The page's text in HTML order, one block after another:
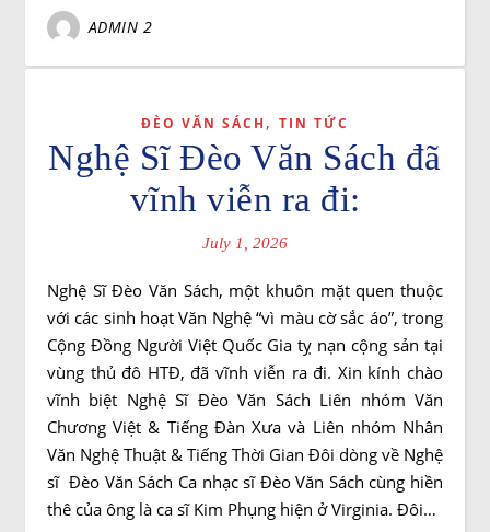
ADMIN 2
ĐÈO VĂN SÁCH , TIN TỨC
Nghệ Sĩ Đèo Văn Sách đã
vĩnh viễn ra đi:
July 1, 2026
Nghệ Sĩ Đèo Văn Sách, một khuôn mặt quen thuộc
với các sinh hoạt Văn Nghệ “vì màu cờ sắc áo”, trong
Cộng Đồng Người Việt Quốc Gia tỵ nạn cộng sản tại
vùng thủ đô HTĐ, đã vĩnh viễn ra đi. Xin kính chào
vĩnh biệt Nghệ Sĩ Đèo Văn Sách Liên nhóm Văn
Chương Việt & Tiếng Đàn Xưa và Liên nhóm Nhân
Văn Nghệ Thuật & Tiếng Thời Gian Đôi dòng về Nghệ
sĩ Đèo Văn Sách Ca nhạc sĩ Đèo Văn Sách cùng hiền
thê của ông là ca sĩ Kim Phụng hiện ở Virginia. Đôi…